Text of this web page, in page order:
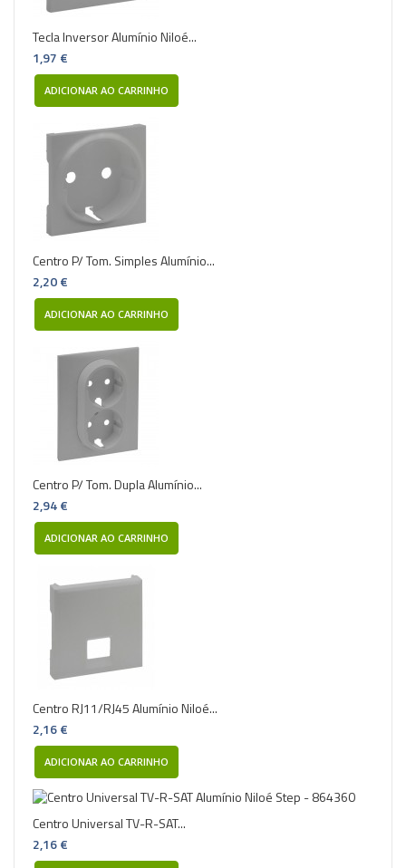
Tecla Inversor Alumínio Niloé...
1,97 €
ADICIONAR AO CARRINHO
Centro P/ Tom. Simples Alumínio...
2,20 €
ADICIONAR AO CARRINHO
Centro P/ Tom. Dupla Alumínio...
2,94 €
ADICIONAR AO CARRINHO
Centro RJ11/RJ45 Alumínio Niloé...
2,16 €
ADICIONAR AO CARRINHO
Centro Universal TV-R-SAT...
2,16 €